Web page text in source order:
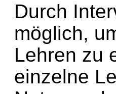
Durch
möglich,
Lehren zu
einzelne